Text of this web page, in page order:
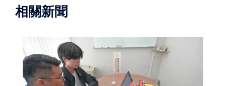
相關新聞